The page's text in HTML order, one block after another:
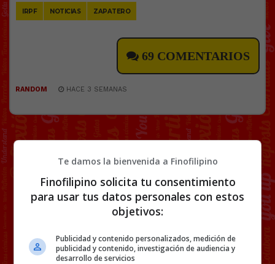
IRPF NOTICIAS ZAPATERO
69 COMENTARIOS
RANDOM HACE 3 SEMANAS
Te damos la bienvenida a Finofilipino
Finofilipino solicita tu consentimiento
para usar tus datos personales con estos
objetivos:
Publicidad y contenido personalizados, medición de
publicidad y contenido, investigación de audiencia y
desarrollo de servicios